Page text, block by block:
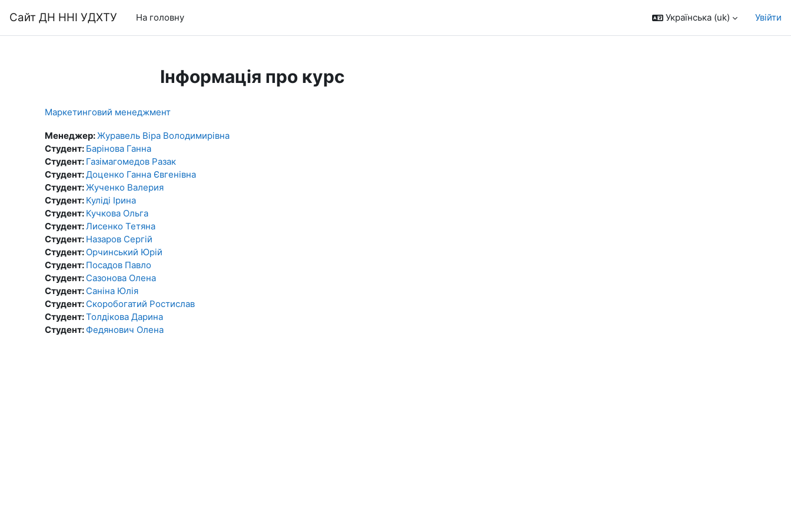
Сайт ДН ННІ УДХТУ На головну Українська ‎(uk)‎ Увійти
Інформація про курс
Маркетинговий менеджмент
Менеджер:Журавель Віра Володимирівна
Студент: Барінова Ганна
Студент: Газімагомедов Разак
Студент:Доценко Ганна Євгенівна
Студент:Жученко Валерия
Студент: Куліді Ірина
Студент: Кучкова Ольга
Студент:Лисенко Тетяна
Студент: Назаров Сергій
Студент: Орчинський Юрій
Студент: Посадов Павло
Студент: Сазонова Олена
Студент: Саніна Юлія
Студент: Скоробогатий Ростислав
Студент:Толдікова Дарина
Студент: Федянович Олена